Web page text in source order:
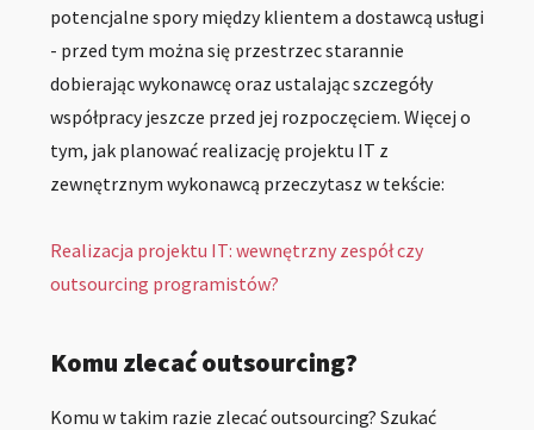
potencjalne spory między klientem a dostawcą usługi
- przed tym można się przestrzec starannie
dobierając wykonawcę oraz ustalając szczegóły
współpracy jeszcze przed jej rozpoczęciem. Więcej o
tym, jak planować realizację projektu IT z
zewnętrznym wykonawcą przeczytasz w tekście:
Realizacja projektu IT: wewnętrzny zespół czy
outsourcing programistów?
Komu zlecać outsourcing?
Komu w takim razie zlecać outsourcing? Szukać